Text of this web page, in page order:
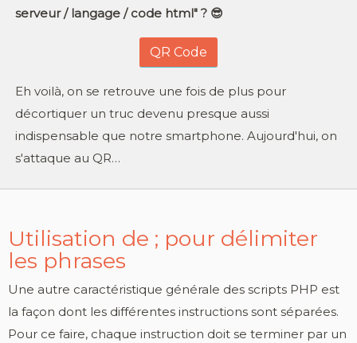
serveur / langage / code html" ? 😎
QR Code
Eh voilà, on se retrouve une fois de plus pour
décortiquer un truc devenu presque aussi
indispensable que notre smartphone. Aujourd'hui, on
s'attaque au QR…
Utilisation de ; pour délimiter
les phrases
Une autre caractéristique générale des scripts PHP est
la façon dont les différentes instructions sont séparées.
Pour ce faire, chaque instruction doit se terminer par un